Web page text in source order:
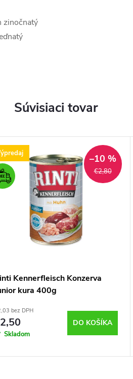
zinočnatý
Súvisiaci tovar
€2,80
–10 %
Kennerfleisch Konzerva
kura 400g
bez DPH
Skladom
DO KOŠÍKA